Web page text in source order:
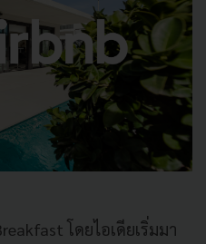
โดยไอเดียเริ่มมา